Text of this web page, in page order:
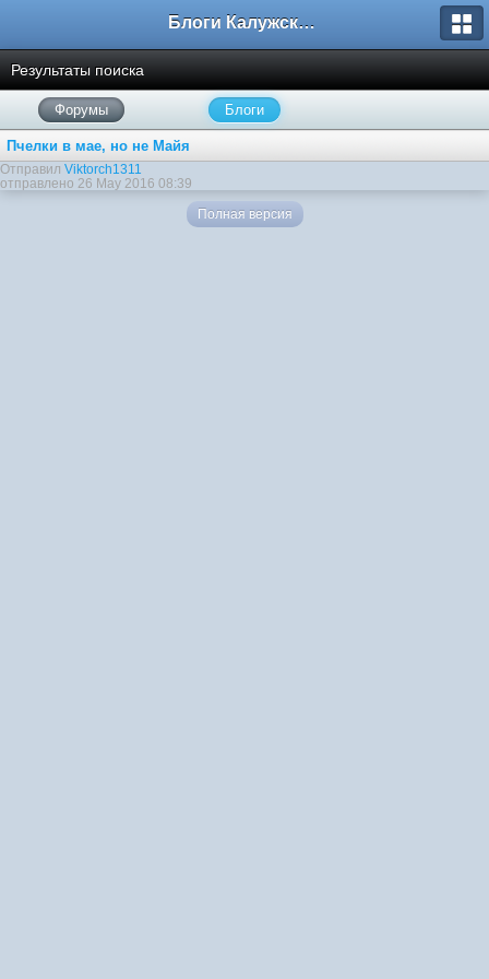
Блоги Калужского перекрестка
Результаты поиска
Форумы Блоги
Пчелки в мае, но не Майя
Отправил Viktorch1311
отправлено 26 May 2016 08:39
Полная версия